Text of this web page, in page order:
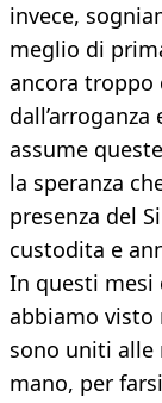
invece,
meglio di
ancora troppo
assume
la speranza
presenza del
custodita e
In questi mesi
abbiamo
sono uniti alle
mano, per